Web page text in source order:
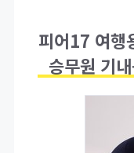
피어17 여행
승무원 기